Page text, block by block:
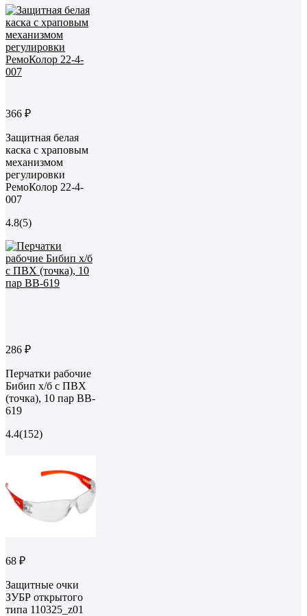
366 ₽
Защитная белая
каска с храповым
механизмом
регулировки
РемоКолор 22-4-
007
4.8(5)
286 ₽
Перчатки рабочие
Бибип х/б с ПВХ
(точка), 10 пар BB-
619
4.4(152)
68 ₽
Защитные очки
ЗУБР открытого
типа 110325_z01